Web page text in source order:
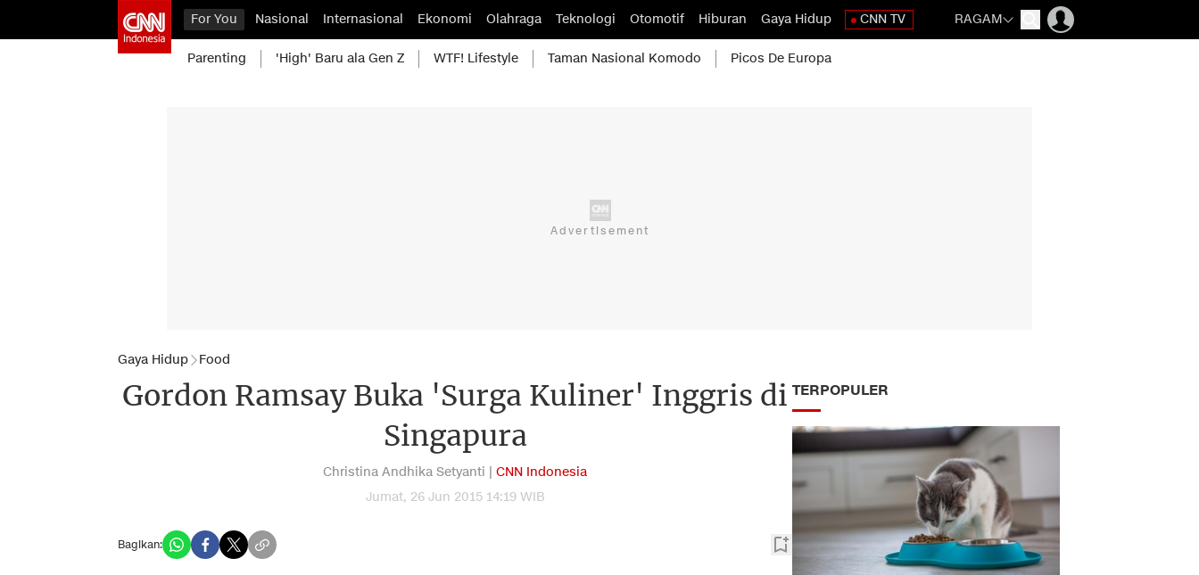
For You Nasional Internasional Ekonomi Olahraga Teknologi Otomotif Hiburan Gaya Hidup CNN TV RAGAM
Parenting 'High' Baru ala Gen Z WTF! Lifestyle Taman Nasional Komodo Picos De Europa
Gaya Hidup Food
Gordon Ramsay Buka 'Surga Kuliner' Inggris di
Singapura
Christina Andhika Setyanti | CNN Indonesia
Jumat, 26 Jun 2015 14:19 WIB
Bagikan:
TERPOPULER